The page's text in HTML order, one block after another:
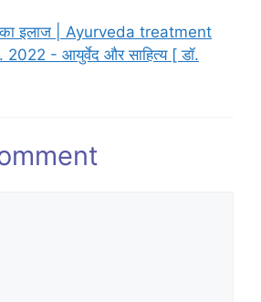
का इलाज | Ayurveda treatment
- आयुर्वेद और साहित्य [ डॉ.